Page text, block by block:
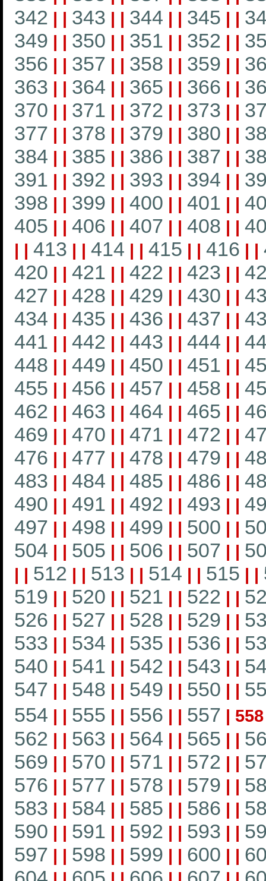
342 | | 343 | | 344 | | 345 | |
349 | | 350 | | 351 | | 352 | |
356 | | 357 | | 358 | | 359 | |
363 | | 364 | | 365 | | 366 | |
370 | | 371 | | 372 | | 373 | |
377 | | 378 | | 379 | | 380 | |
384 | | 385 | | 386 | | 387 | |
391 | | 392 | | 393 | | 394 | |
398 | | 399 | | 400 | | 401 | |
405 | | 406 | | 407 | | 408 | |
| | 413 | | 414 | | 415 | | 416 | |
420 | | 421 | | 422 | | 423 | |
427 | | 428 | | 429 | | 430 | |
434 | | 435 | | 436 | | 437 | |
441 | | 442 | | 443 | | 444 | |
448 | | 449 | | 450 | | 451 | |
455 | | 456 | | 457 | | 458 | |
462 | | 463 | | 464 | | 465 | |
469 | | 470 | | 471 | | 472 | |
476 | | 477 | | 478 | | 479 | |
483 | | 484 | | 485 | | 486 | |
490 | | 491 | | 492 | | 493 | |
497 | | 498 | | 499 | | 500 | |
504 | | 505 | | 506 | | 507 | |
| | 512 | | 513 | | 514 | | 515 | |
519 | | 520 | | 521 | | 522 | |
526 | | 527 | | 528 | | 529 | |
533 | | 534 | | 535 | | 536 | |
540 | | 541 | | 542 | | 543 | |
547 | | 548 | | 549 | | 550 | |
554 | | 555 | | 556 | | 557 | 558
562 | | 563 | | 564 | | 565 | |
569 | | 570 | | 571 | | 572 | |
576 | | 577 | | 578 | | 579 | |
583 | | 584 | | 585 | | 586 | |
590 | | 591 | | 592 | | 593 | |
597 | | 598 | | 599 | | 600 | |